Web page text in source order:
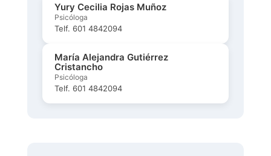
Yury Cecilia Rojas Muñoz
Psicóloga
Telf. 601 4842094
María Alejandra Gutiérrez
Cristancho
Psicóloga
Telf. 601 4842094